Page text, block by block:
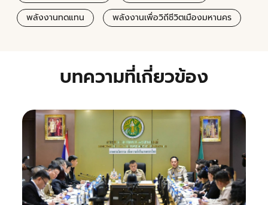
พลังงานทดแทน พลังงานเพื่อวิถีชีวิตเมืองมหานคร
บทความที่เกี่ยวข้อง